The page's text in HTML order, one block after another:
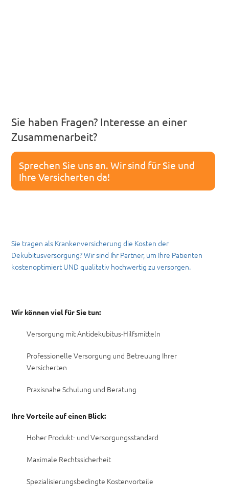
Sie haben Fragen? Interesse an einer
Zusammenarbeit?
Sprechen Sie uns an. Wir sind für Sie und
Ihre Versicherten da!
Sie tragen als Krankenversicherung die Kosten der
Dekubitusversorgung? Wir sind Ihr Partner, um Ihre Patienten
kostenoptimiert UND qualitativ hochwertig zu versorgen.
Wir können viel für Sie tun:
Versorgung mit Antidekubitus-Hilfsmitteln
Professionelle Versorgung und Betreuung Ihrer
Versicherten
Praxisnahe Schulung und Beratung
Ihre Vorteile auf einen Blick:
Hoher Produkt- und Versorgungsstandard
Maximale Rechtssicherheit
Spezialisierungsbedingte Kostenvorteile